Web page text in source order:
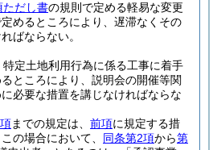
ただし書の規則で定める軽易な変更
めるところにより、遅滞なくその
ばならない。
定土地利用行為に係る工事に着手
ところにより、説明会の開催等関
必要な措置を講じなければならな
までの規定は、 前項に規定する措
この場合において、 同条第2項から第